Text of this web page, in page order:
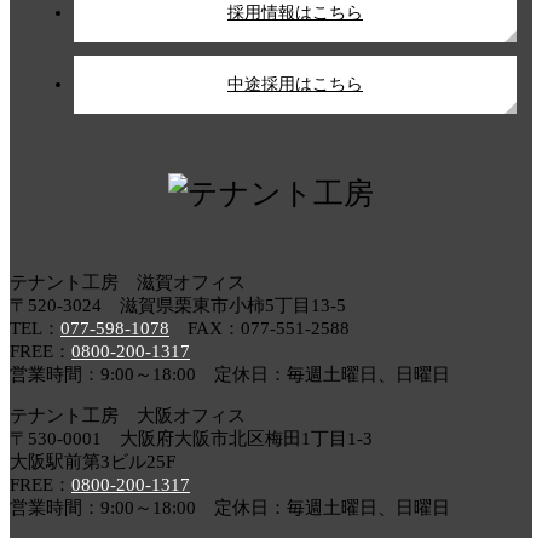
採用情報はこちら
中途採用はこちら
テナント工房 滋賀オフィス
〒520-3024 滋賀県栗東市小柿5丁目13-5
TEL： 077-598-1078 FAX：077-551-2588
FREE： 0800-200-1317
営業時間：9:00～18:00 定休日：毎週土曜日、日曜日
テナント工房 大阪オフィス
〒530-0001 大阪府大阪市北区梅田1丁目1-3
大阪駅前第3ビル25F
FREE： 0800-200-1317
営業時間：9:00～18:00 定休日：毎週土曜日、日曜日